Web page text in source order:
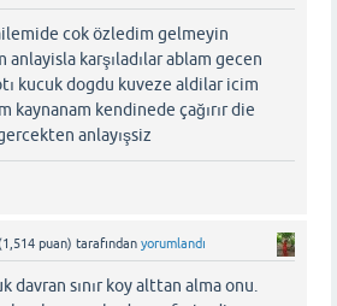
cok özledim gelmeyin
karşıladılar ablam gecen
kucuk dogdu kuveze aldilar icim
kaynanam kendinede çağırır die
anlayışsiz
(1,514 puan) tarafından yorumlandı
davran sınır koy alttan alma onu.